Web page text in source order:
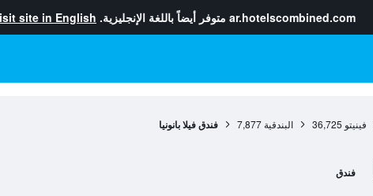
ar.hotelscombined.com متوفر أيضاً باللغة الإنجليزية. site in English
فينيتو 36,725 البندقية 7,877 فندق فيلا بانونيا
فندق